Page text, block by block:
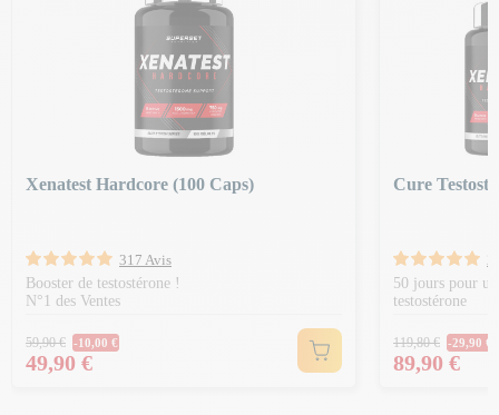
Xenatest Hardcore (100 Caps)
317 Avis
Booster de testostérone !
N°1 des Ventes
Prix Normal
59,90 € -10,00 €
Prix
49,90 €
Cure
50 jours pour
testostérone
Prix
119,80 € -29,90 €
Prix
89,90 €